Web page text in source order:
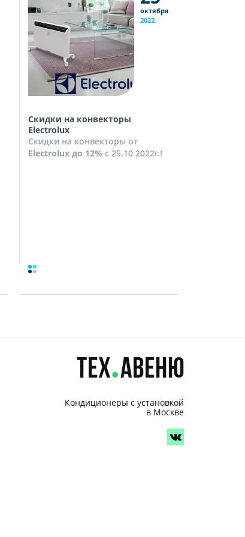
октября
2022
Скидки на конвекторы
Electrolux
Скидки на конвекторы от
Electrolux до 12% с 25.10 2022г.!
Кондиционеры с установкой
в Москве